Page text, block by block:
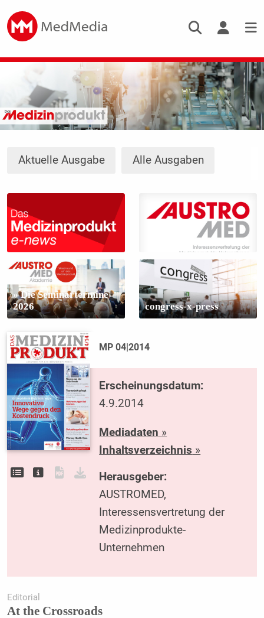
Aktuelle Ausgabe Alle Ausgaben
» Die Seminartermine
2026
congress-x-press
MP 04|2014
Erscheinungsdatum:
4.9.2014
Mediadaten »
Inhaltsverzeichnis »
Herausgeber:
AUSTROMED,
Interessensvertretung der
Medizinprodukte-
Unternehmen
Editorial
At the Crossroads